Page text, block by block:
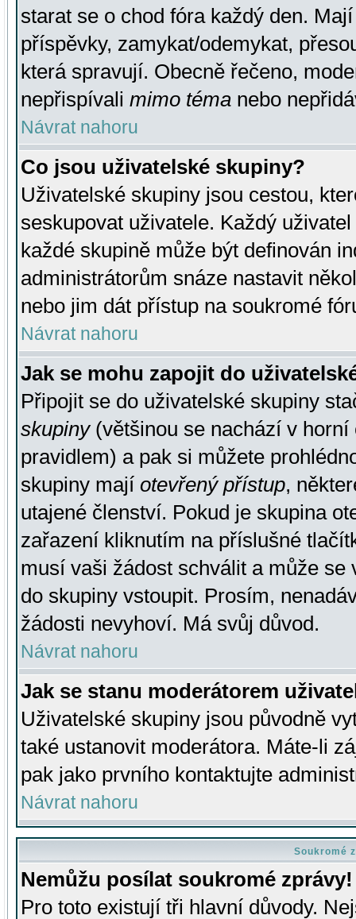
starat se o chod fóra každý den.
příspěvky, zamykat/odemykat,
která spravují. Obecně řečeno,
nepřispívali mimo téma nebo
Návrat nahoru
Co jsou uživatelské skupiny?
Uživatelské skupiny jsou cestou,
seskupovat uživatele. Každý
každé skupině může být definován
administrátorům snáze nastavit
nebo jim dát přístup na soukromé
Návrat nahoru
Jak se mohu zapojit do
Připojit se do uživatelské skupiny
skupiny(většinou se nachází v horní
pravidlem) a pak si můžete
skupiny mají otevřený přístup,
utajené členství. Pokud je skupina
zařazení kliknutím na příslušné
musí vaši žádost schválit a může se
do skupiny vstoupit. Prosím,
žádosti nevyhoví. Má svůj důvod.
Návrat nahoru
Jak se stanu moderátorem
Uživatelské skupiny jsou původně
také ustanovit moderátora. Máte-li
pak jako prvního kontaktujte
Návrat nahoru
Soukromé
Nemůžu posílat soukromé zprávy!
Pro toto existují tři hlavní důvody.